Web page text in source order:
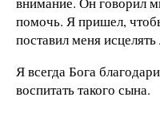
помочь. Я пришел,
поставил меня
Я всегда Бога
воспитать такого сына.